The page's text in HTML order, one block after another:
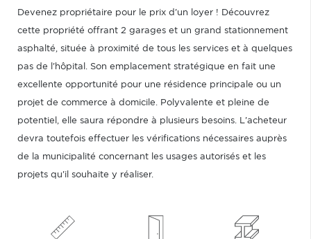
Devenez propriétaire pour le prix d'un loyer ! Découvrez
cette propriété offrant 2 garages et un grand stationnement
asphalté, située à proximité de tous les services et à quelques
pas de l'hôpital. Son emplacement stratégique en fait une
excellente opportunité pour une résidence principale ou un
projet de commerce à domicile. Polyvalente et pleine de
potentiel, elle saura répondre à plusieurs besoins. L'acheteur
devra toutefois effectuer les vérifications nécessaires auprès
de la municipalité concernant les usages autorisés et les
projets qu'il souhaite y réaliser.